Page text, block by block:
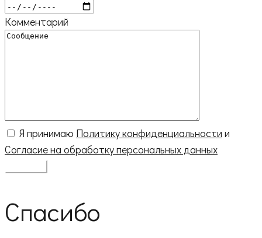
Комментарий
Я принимаю Политику конфиденциальности и
Согласие на обработку персональных данных
Спасибо